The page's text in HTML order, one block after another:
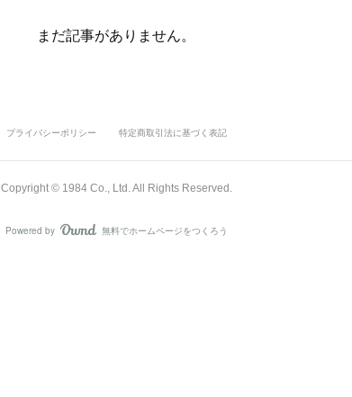
まだ記事がありません。
プライバシーポリシー 特定商取引法に基づく表記
Copyright ©︎ 1984 Co., Ltd. All Rights Reserved.
Powered by AmebaOwnd
無料でホームページをつくろう